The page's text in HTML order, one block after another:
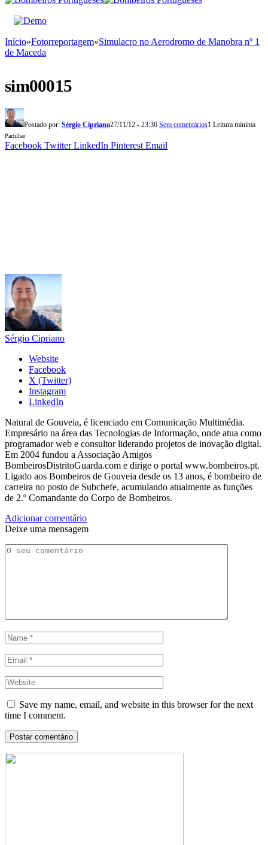
Início»Fotorreportagem»Simulacro no Aerodromo de Manobra nº 1
de Maceda
sim00015
Postado por: Sérgio Cipriano27/11/12 - 23:36 Sem comentários1 Leitura mínima
Partilhar
Facebook Twitter LinkedIn Pinterest Email
Sérgio Cipriano
Website
Facebook
X (Twitter)
Instagram
LinkedIn
Natural de Gouveia, é licenciado em Comunicação Multimédia.
Empresário na área das Tecnologias de Informação, onde atua como
programador web e consultor liderando projetos de inovação digital.
Em 2004 fundou a Associação Amigos
BombeirosDistritoGuarda.com e dirige o portal www.bombeiros.pt.
Ligado aos Bombeiros de Gouveia desde os 13 anos, é bombeiro de
carreira no posto de Subchefe, acumulando atualmente as funções
de 2.º Comandante do Corpo de Bombeiros.
Adicionar comentário
Deixe uma mensagem
Save my name, email, and website in this browser for the next
time I comment.